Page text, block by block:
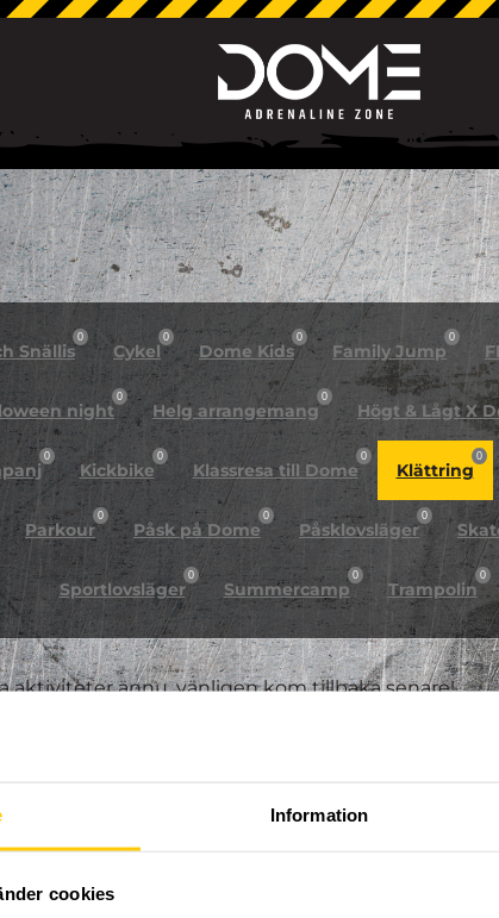
Information
cookies
Snällis
0
Cykel
0
Dome Kids
0
Family Jump
0
night
0
Helg arrangemang
0
Högt & Lågt X
0
Kickbike
0
Klassresa till Dome
0
Klättring
0
Parkour
0
Påsk på Dome
0
Påsklovsläger
0
Sportlovsläger
0
Summercamp
0
Trampolin
0
aktiviteter ännu, vänligen kom tillbaka senare!